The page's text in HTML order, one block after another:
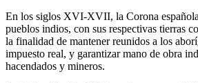
En los siglos XVI-XVII, la Corona
pueblos indios, con sus respectivas tierras
la finalidad de mantener reunidos a los
impuesto real, y garantizar mano de obra
hacendados y mineros.